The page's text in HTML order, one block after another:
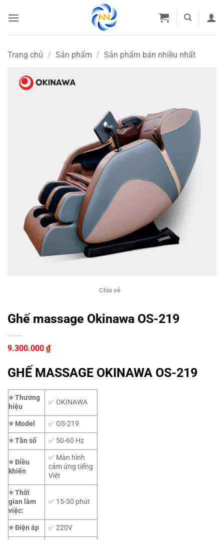
qua
Trang chủ / Sản phẩm / Sản phẩm bán nhiều nhất
Chia sẻ
Ghế massage Okinawa OS-219
9.300.000 ₫
GHẾ MASSAGE OKINAWA OS-219
⭐ Thương
hiệu
✅ OKINAWA
⭐ Model
✅ OS-219
⭐ Tần số
✅ 50-60 Hz
⭐ Điều
khiển
✅ Màn hình
cảm ứng tiếng
Việt
⭐Thời
gian làm
việc:
✅ 15-30 phút
⭐ Điện áp
✅ 220V